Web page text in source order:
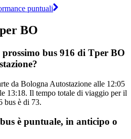
puntuali
BO
bus 916 di Tper BO
da Bologna Autostazione alle 12:05
13:18. Il tempo totale di viaggio per il
bus è di 73.
è puntuale, in anticipo o